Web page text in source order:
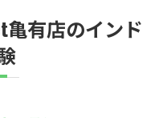
有店のインド